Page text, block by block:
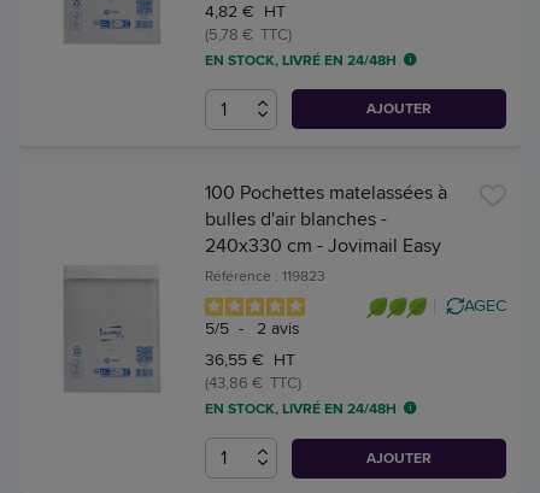
4,82 € HT
(5,78 € TTC)
EN STOCK, LIVRÉ EN 24/48H
AJOUTER
100 Pochettes matelassées à
bulles d'air blanches -
240x330 cm - Jovimail Easy
Référence : 119823
5/5 - 2 avis
AGEC
36,55 € HT
(43,86 € TTC)
EN STOCK, LIVRÉ EN 24/48H
AJOUTER